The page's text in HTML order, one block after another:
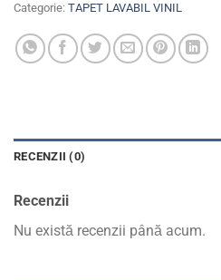
Categorie: TAPET LAVABIL VINIL
RECENZII (0)
Recenzii
Nu există recenzii până acum.